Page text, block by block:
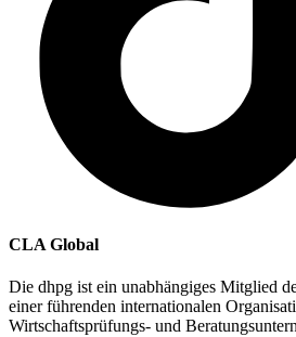
CLA Global
Die dhpg ist ein unabhängiges Mitglied
einer führenden internationalen
Wirtschaftsprüfungs- und